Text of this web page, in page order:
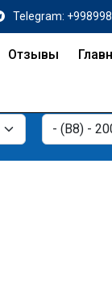
Telegram:
Отзывы